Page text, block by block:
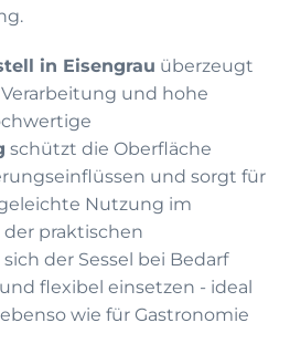
in Eisengrau überzeugt
und hohe
schützt die Oberfläche
und sorgt für
Nutzung im
praktischen
sich der Sessel bei Bedarf
flexibel einsetzen - ideal
wie für Gastronomie